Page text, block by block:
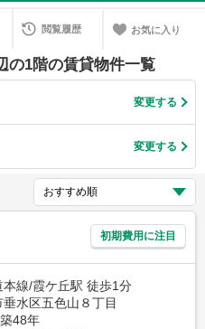
閲覧履歴 お気に入り
の1階の賃貸物件一覧
変更する
変更する
初期費用に注目
本線/霞ケ丘駅 徒歩1分
水区五色山８丁目
築48年